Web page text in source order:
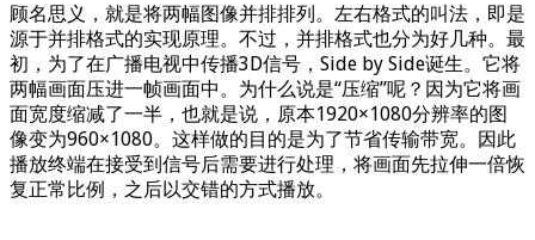
顾名思义，就是将两幅图像并排排列。左右格式的叫法，即是
源于并排格式的实现原理。不过，并排格式也分为好几种。最
初，为了在广播电视中传播3D信号，Side by Side诞生。它将
两幅画面压进一帧画面中。为什么说是“压缩”呢？因为它将画
面宽度缩减了一半，也就是说，原本1920×1080分辨率的图
像变为960×1080。这样做的目的是为了节省传输带宽。因此
播放终端在接受到信号后需要进行处理，将画面先拉伸一倍恢
复正常比例，之后以交错的方式播放。